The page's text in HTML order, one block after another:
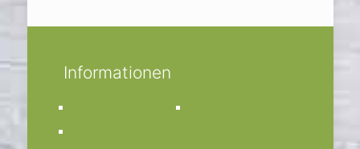
Informationen